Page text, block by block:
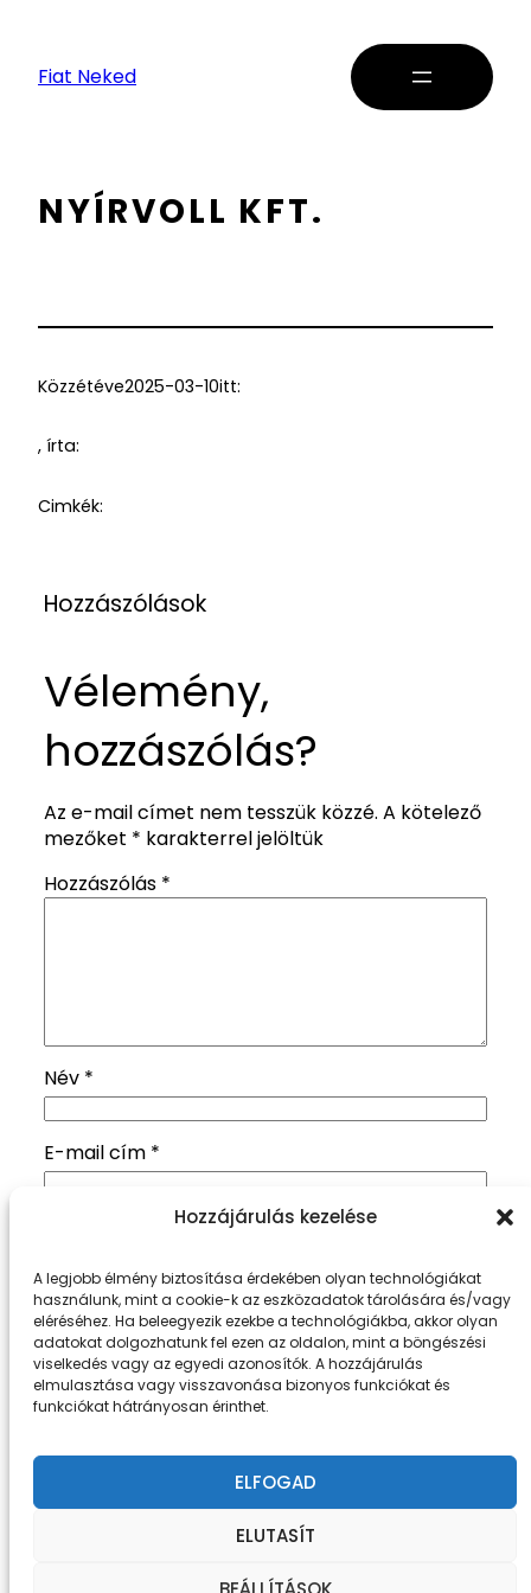
Hozzájárulás kezelése
A legjobb élmény biztosítása érdekében olyan technológiákat
használunk, mint a cookie-k az eszközadatok tárolására és/vagy
eléréséhez. Ha beleegyezik ezekbe a technológiákba, akkor olyan
adatokat dolgozhatunk fel ezen az oldalon, mint a böngészési
viselkedés vagy az egyedi azonosítók. A hozzájárulás
elmulasztása vagy visszavonása bizonyos funkciókat és
funkciókat hátrányosan érinthet.
ELFOGAD
ELUTASÍT
Fiat Neked
NYÍRVOLL KFT.
Közzétéve2025-03-10itt:
, írta:
Cimkék:
Hozzászólások
Vélemény,
hozzászólás?
Az e-mail címet nem tesszük közzé. A kötelező
mezőket * karakterrel jelöltük
Hozzászólás *
Név *
E-mail cím *
A nevem, e-mail címem, és weboldalcímem
mentése a böngészőben a következő
hozzászólásomhoz.